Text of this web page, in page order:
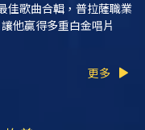
佳歌曲合輯，普拉薩職業
他贏得多重白金唱片
更多